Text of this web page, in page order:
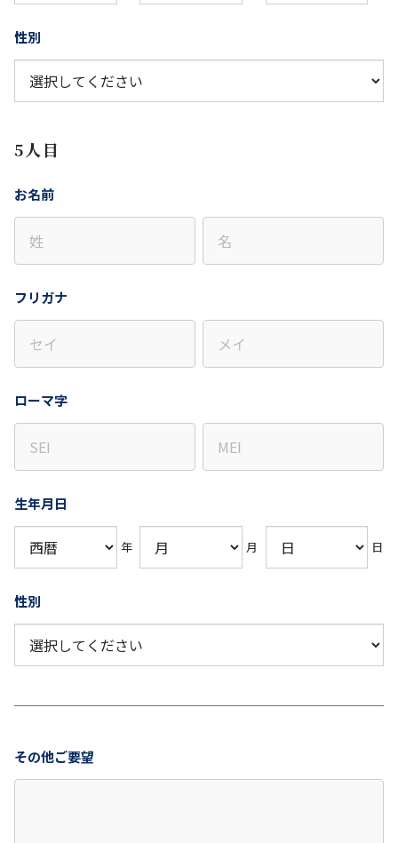
性別
5人目
お名前
フリガナ
ローマ字
生年月日
年 月 日
性別
その他ご要望